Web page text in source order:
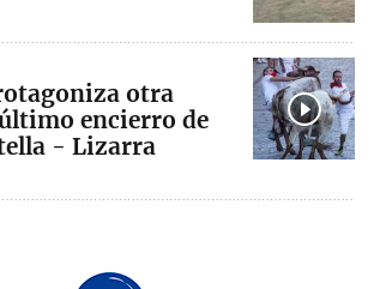
otra
encierro de
- Lizarra